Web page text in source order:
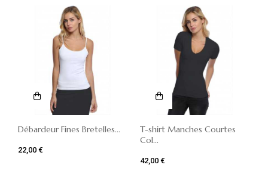
Débardeur Fines Bretelles...
22,00 €
T-shirt Manches Courtes
Col...
42,00 €